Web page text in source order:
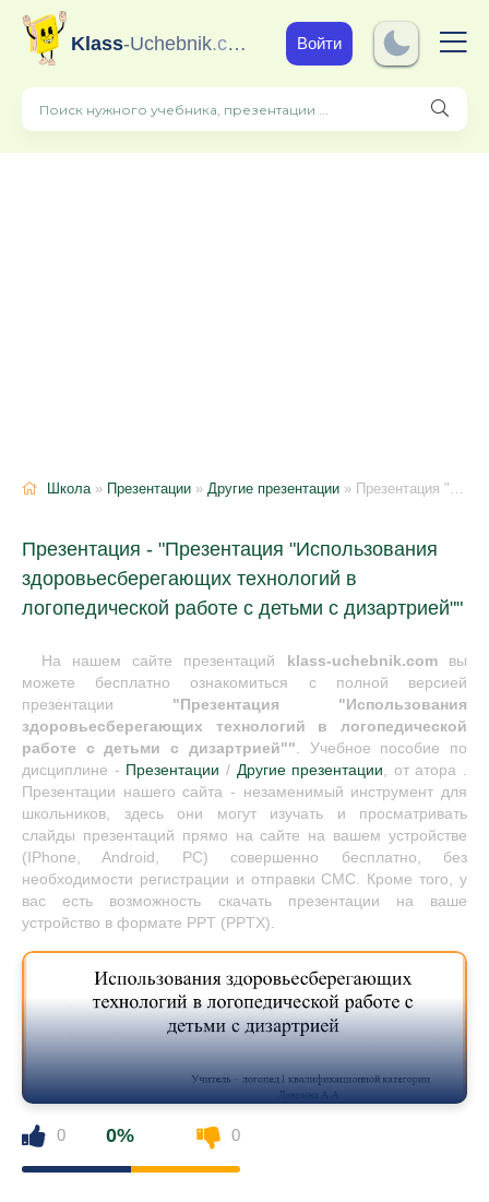
Klass-Uchebnik.com Войти
Школа» Презентации » Другие презентации » Презентация "Использования здоровьесберегающих технологий в логопедической работе с детьми с дизартрией"
Презентация - "Презентация "Использования
здоровьесберегающих технологий в
логопедической работе с детьми с дизартрией""
На нашем сайте презентаций klass-uchebnik.comвы
можете бесплатно ознакомиться с полной версией
презентации "Презентация "Использования
здоровьесберегающих технологий в логопедической
работе с детьми с дизартрией"". Учебное пособие по
дисциплине - Презентации / Другие презентации, от атора .
Презентации нашего сайта - незаменимый инструмент для
школьников, здесь они могут изучать и просматривать
слайды презентаций прямо на сайте на вашем устройстве
(IPhone, Android, PC) совершенно бесплатно, без
необходимости регистрации и отправки СМС. Кроме того, у
вас есть возможность скачать презентации на ваше
устройство в формате PPT (PPTX).
0 0% 0